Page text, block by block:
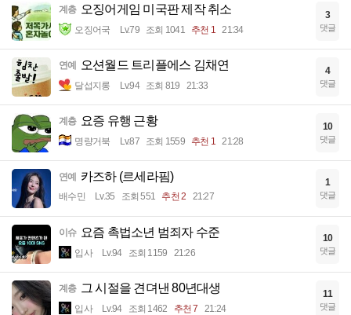
계층 오징어게임 미국판 제작 취소
오징어국 Lv.79 조회 1041 추천 1 21:34
3
댓글
연예 오션월드 트리플에스 김채연
달섭지롱 Lv.94 조회 819 21:33
4
댓글
계층 요증 유행 근황
명량거북 Lv.87 조회 1559 추천 1 21:28
10
댓글
연예 카즈하 (르세라핌)
배수민 Lv.35 조회 551 추천 2 21:27
1
댓글
이슈 요즘 촉법소년 범죄자 수준
입사 Lv.94 조회 1159 21:26
10
댓글
계층 그 시절을 견뎌낸 80년대생
입사 Lv.94 조회 1462 추천 7 21:24
11
댓글